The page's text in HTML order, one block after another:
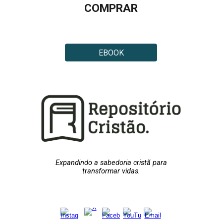
COMPRAR
EBOOK
Expandindo a sabedoria cristã para
transformar vidas.